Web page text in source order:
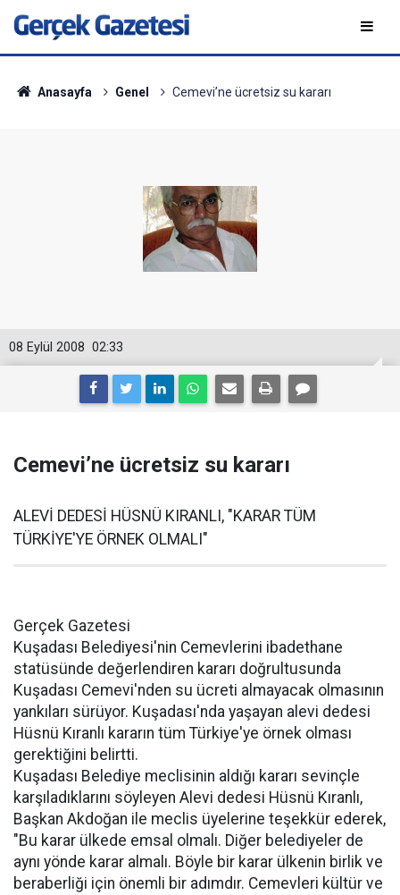
Anasayfa Genel Cemevi’ne ücretsiz su kararı
02:33
08 Eylül 2008
Cemevi’ne ücretsiz su kararı
ALEVİ DEDESİ HÜSNÜ KIRANLI, "KARAR TÜM
TÜRKİYE'YE ÖRNEK OLMALI"
Gerçek Gazetesi
Kuşadası Belediyesi'nin Cemevlerini ibadethane
statüsünde değerlendiren kararı doğrultusunda
Kuşadası Cemevi'nden su ücreti almayacak olmasının
yankıları sürüyor. Kuşadası'nda yaşayan alevi dedesi
Hüsnü Kıranlı kararın tüm Türkiye'ye örnek olması
gerektiğini belirtti.
Kuşadası Belediye meclisinin aldığı kararı sevinçle
karşıladıklarını söyleyen Alevi dedesi Hüsnü Kıranlı,
Başkan Akdoğan ile meclis üyelerine teşekkür ederek,
"Bu karar ülkede emsal olmalı. Diğer belediyeler de
aynı yönde karar almalı. Böyle bir karar ülkenin birlik ve
beraberliği için önemli bir adımdır. Cemevleri kültür ve